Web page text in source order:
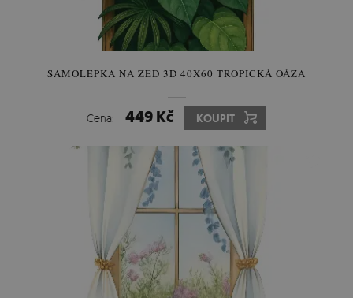
SAMOLEPKA NA ZEĎ 3D 40X60 TROPICKÁ OÁZA
Cena: 449 Kč KOUPIT